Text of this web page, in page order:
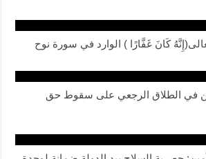
كَانَ غَفَّارًا ) الوارد في سورة نوح
في الطلاق الرجعي على سقوط حق